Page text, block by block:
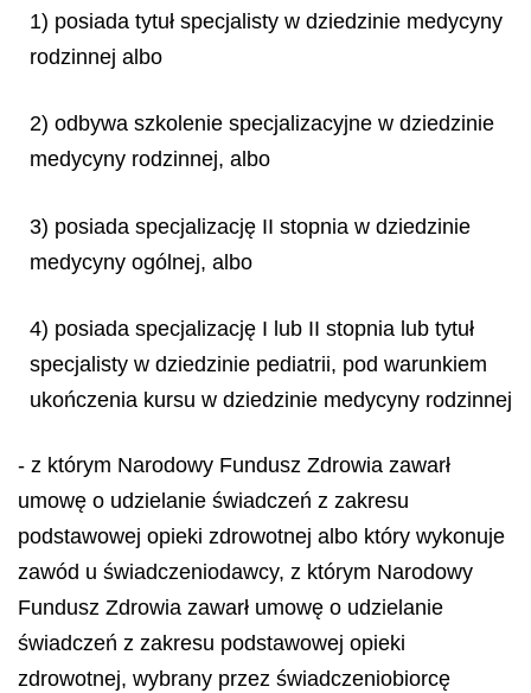
1) posiada tytuł specjalisty w dziedzinie medycyny
rodzinnej albo
2) odbywa szkolenie specjalizacyjne w dziedzinie
medycyny rodzinnej, albo
3) posiada specjalizację II stopnia w dziedzinie
medycyny ogólnej, albo
4) posiada specjalizację I lub II stopnia lub tytuł
specjalisty w dziedzinie pediatrii, pod warunkiem
ukończenia kursu w dziedzinie medycyny rodzinnej
- z którym Narodowy Fundusz Zdrowia zawarł
umowę o udzielanie świadczeń z zakresu
podstawowej opieki zdrowotnej albo który wykonuje
zawód u świadczeniodawcy, z którym Narodowy
Fundusz Zdrowia zawarł umowę o udzielanie
świadczeń z zakresu podstawowej opieki
zdrowotnej, wybrany przez świadczeniobiorcę